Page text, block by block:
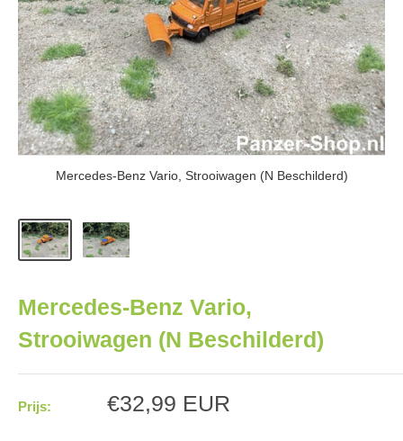
Mercedes-Benz Vario, Strooiwagen (N Beschilderd)
Mercedes-Benz Vario,
Strooiwagen (N Beschilderd)
Prijs: Aanbiedingsprijs
€32,99 EUR